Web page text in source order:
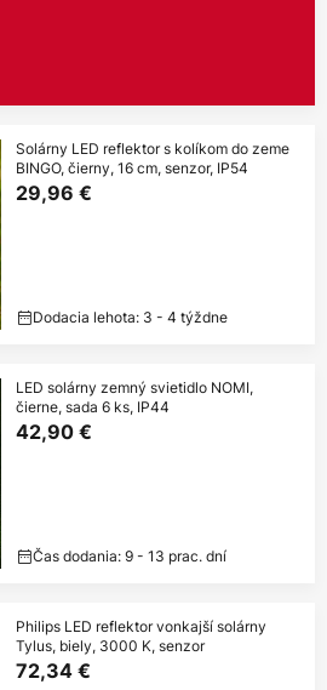
Solárny LED reflektor s kolíkom do zeme
BINGO, čierny, 16 cm, senzor, IP54
29,96 €
Dodacia lehota: 3 - 4 týždne
LED solárny zemný svietidlo NOMI,
čierne, sada 6 ks, IP44
42,90 €
Čas dodania: 9 - 13 prac. dní
Philips LED reflektor vonkajší solárny
Tylus, biely, 3000 K, senzor
72,34 €